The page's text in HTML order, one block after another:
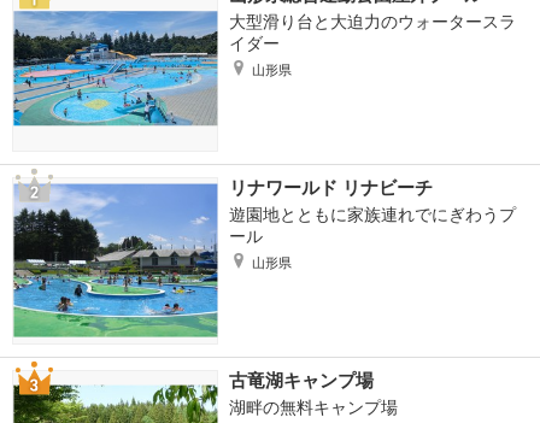
大型滑り台と大迫力のウォータースラ
イダー
山形県
リナワールド リナビーチ
遊園地とともに家族連れでにぎわうプ
ール
山形県
古竜湖キャンプ場
湖畔の無料キャンプ場